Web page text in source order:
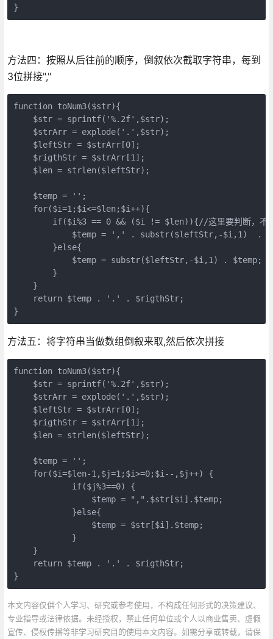
}
方法四：按照从后往前的顺序，倒叙依次截取字符串，每到
3位拼接","
function toNum3($str){
    $str = sprintf('%.2f',$str);
    $strArr = explode('.',$str);
    $leftStr = $strArr[0];
    $rigthStr = $strArr[1];
    $len = strlen($leftStr);
    $temp = '';
    for($i=1;$i<=$len;$i++){
if($i%3 == 0 && ($i != $len)){//这里要判断，不
$temp = ',' . substr($leftStr,-$i,1)  .
        }else{
            $temp = substr($leftStr,-$i,1) . $temp;
        }
    }
    return $temp . '.' . $rigthStr;
}
方法五：将字符串当做数组倒叙来取,然后依次拼接
function toNum3($str){
    $str = sprintf('%.2f',$str);
    $strArr = explode('.',$str);
    $leftStr = $strArr[0];
    $rigthStr = $strArr[1];
    $len = strlen($leftStr);
    $temp = '';
    for($i=$len-1,$j=1;$i>=0;$i--,$j++) {
            if($j%3==0) {
                $temp = ",".$str[$i].$temp;
            }else{
                $temp = $str[$i].$temp;
            }
    }
    return $temp . '.' . $rigthStr;
}
本文内容仅供个人学习、研究或参考使用，不构成任何形式的决策建议、
专业指导或法律依据。未经授权，禁止任何单位或个人以商业售卖、虚假
宣传、侵权传播等非学习研究目的使用本文内容。如需分享或转载，请保